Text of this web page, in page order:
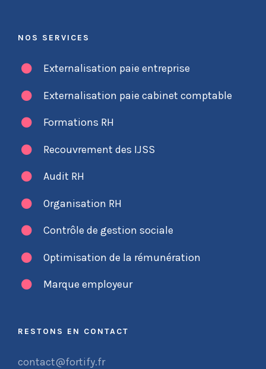
NOS SERVICES
Externalisation paie entreprise
Externalisation paie cabinet comptable
Formations RH
Recouvrement des IJSS
Audit RH
Organisation RH
Contrôle de gestion sociale
Optimisation de la rémunération
Marque employeur
RESTONS EN CONTACT
contact@fortify.fr